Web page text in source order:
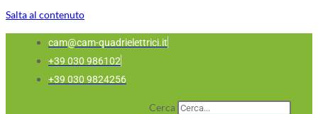
Salta al contenuto
cam@cam-quadrielettrici.it
+39 030 986102
+39 030 9824256
Cerca